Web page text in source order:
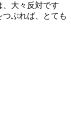
、大々反対です
ぶれば、とても